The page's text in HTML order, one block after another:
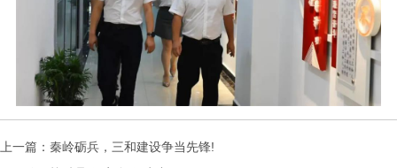
上一篇： 秦岭砺兵，三和建设争当先锋!